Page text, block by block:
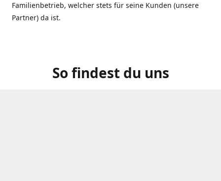
Familienbetrieb, welcher stets für seine Kunden (unsere
Partner) da ist.
So findest du uns